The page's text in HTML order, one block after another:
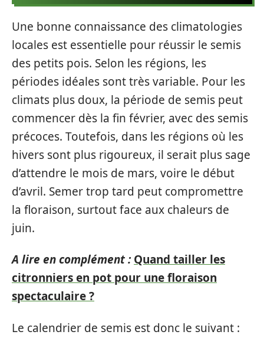
Une bonne connaissance des climatologies
locales est essentielle pour réussir le semis
des petits pois. Selon les régions, les
périodes idéales sont très variable. Pour les
climats plus doux, la période de semis peut
commencer dès la fin février, avec des semis
précoces. Toutefois, dans les régions où les
hivers sont plus rigoureux, il serait plus sage
d’attendre le mois de mars, voire le début
d’avril. Semer trop tard peut compromettre
la floraison, surtout face aux chaleurs de
juin.
A lire en complément : Quand tailler les
citronniers en pot pour une floraison
spectaculaire ?
Le calendrier de semis est donc le suivant :